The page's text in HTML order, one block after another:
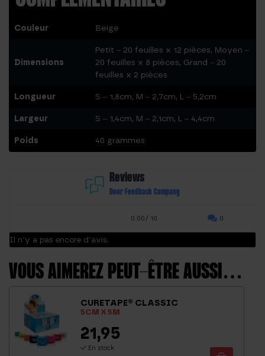
Couleur Beige
Dimensions
Petit – 20 feuilles x 12 pièces, Moyen –
20 feuilles x 8 pièces, Grand – 20
feuilles x 2 pièces
Longueur S – 1,8cm, M – 2,7cm, L – 5,2cm
Largeur S – 1,4cm, M – 2,1cm, L – 4,4cm
Poids 40 grammes
Reviews
Door Feedback Company
0.00/ 10 0
Il n’y a pas encore d’avis.
VOUS AIMEREZ PEUT-ÊTRE AUSSI…
CURETAPE® CLASSIC
5CM X 5M
21,95
En stock